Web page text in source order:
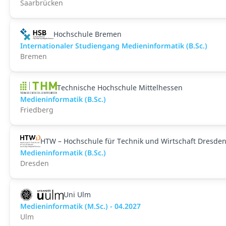
Saarbrücken
Hochschule Bremen
Internationaler Studiengang Medieninformatik (B.Sc.)
Bremen
Technische Hochschule Mittelhessen
Medieninformatik (B.Sc.)
Friedberg
HTW – Hochschule für Technik und Wirtschaft Dresden
Medieninformatik (B.Sc.)
Dresden
Uni Ulm
Medieninformatik (M.Sc.) - 04.2027
Ulm